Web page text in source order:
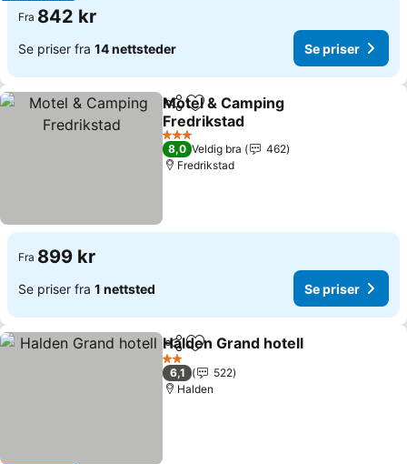
Fra 842 kr
Se priser fra 14 nettsteder Se priser
Del Legg til i favoritter
Motel & Camping
Fredrikstad
3 Stjerner
8,0 Veldig bra
462
Fredrikstad
Fra 899 kr
Se priser fra 1 nettsted Se priser
Del Legg til i favoritter
Halden Grand hotell
2 Stjerner
6,1
522
Halden